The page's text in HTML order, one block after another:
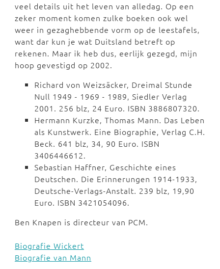
veel details uit het leven van alledag. Op een
zeker moment komen zulke boeken ook wel
weer in gezaghebbende vorm op de leestafels,
want dar kun je wat Duitsland betreft op
rekenen. Maar ik heb dus, eerlijk gezegd, mijn
hoop gevestigd op 2002.
Richard von Weizsäcker, Dreimal Stunde
Null 1949 - 1969 - 1989, Siedler Verlag
2001. 256 blz, 24 Euro. ISBN 3886807320.
Hermann Kurzke, Thomas Mann. Das Leben
als Kunstwerk. Eine Biographie, Verlag C.H.
Beck. 641 blz, 34, 90 Euro. ISBN
3406446612.
Sebastian Haffner, Geschichte eines
Deutschen. Die Erinnerungen 1914-1933,
Deutsche-Verlags-Anstalt. 239 blz, 19,90
Euro. ISBN 3421054096.
Ben Knapen is directeur van PCM.
Biografie Wickert
Biografie van Mann